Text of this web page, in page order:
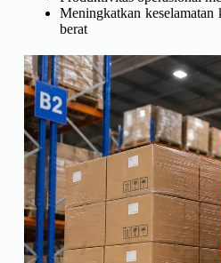
Meningkatkan keselamatan
berat